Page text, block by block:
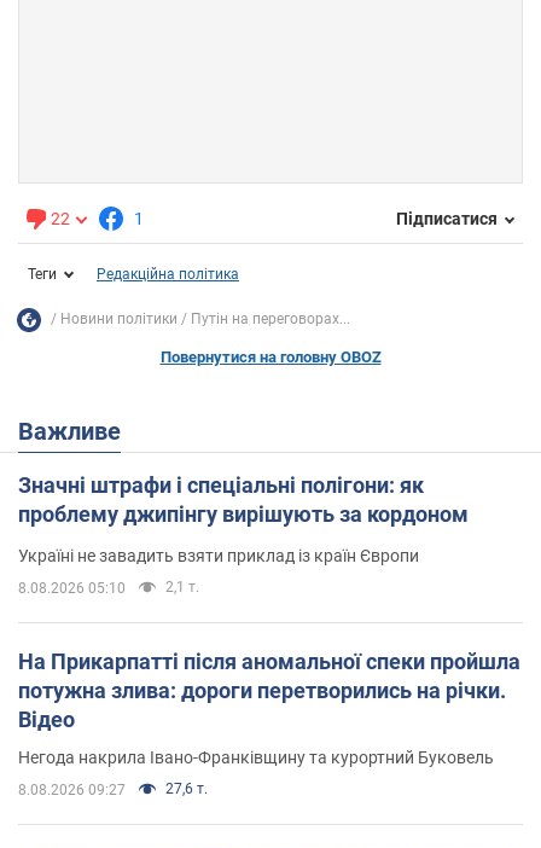
22 1 Підписатися
Теги Редакційна політика
Новини політики Путін на переговорах...
Повернутися на головну OBOZ
Важливе
Значні штрафи і спеціальні полігони: як
проблему джипінгу вирішують за кордоном
Україні не завадить взяти приклад із країн Європи
8.08.2026 05:10 2,1 т.
На Прикарпатті після аномальної спеки пройшла
потужна злива: дороги перетворились на річки.
Відео
Негода накрила Івано-Франківщину та курортний Буковель
8.08.2026 09:27 27,6 т.